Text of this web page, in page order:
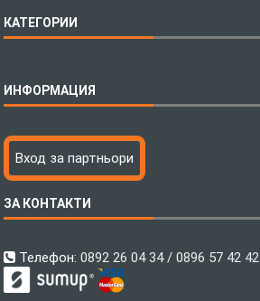
КАТЕГОРИИ
Бебешки спални комплекти
Тениски с пълноцветен печат
Хавлиени кърпи
Пончо за водни спортове
Микрофибърни Велурени Кърпи
Детски пончота
Тениски
ИНФОРМАЦИЯ
Технология на печатане
Файлове за печат
Как да поръчам?
С какво сме различни?
Контакти
Вход за партньори
ЗА КОНТАКТИ
Телефон:0892 26 04 34 / 0896 57 42 42